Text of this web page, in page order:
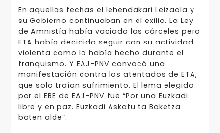
En aquellas fechas el lehendakari Leizaola y
su Gobierno continuaban en el exilio. La Ley
de Amnistía había vaciado las cárceles pero
ETA había decidido seguir con su actividad
violenta como lo había hecho durante el
franquismo. Y EAJ-PNV convocó una
manifestación contra los atentados de ETA,
que solo traían sufrimiento. El lema elegido
por el EBB de EAJ-PNV fue “Por una Euzkadi
libre y en paz. Euzkadi Askatu ta Baketza
baten alde”.